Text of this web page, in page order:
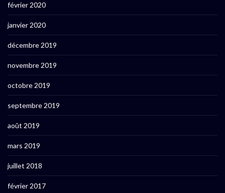
février 2020
janvier 2020
décembre 2019
novembre 2019
octobre 2019
septembre 2019
août 2019
mars 2019
juillet 2018
février 2017